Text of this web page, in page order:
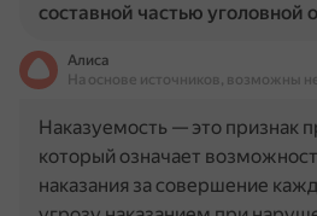
составной частью уголовной
Алиса
На основе источников, возможны
Наказуемость — это признак
который означает
наказания за совершение